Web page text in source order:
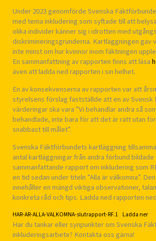
Under 2023 genomförde Svenska
med tema inkludering som syftade till att
olika individer känner sig i idrotten med
diskrimineringsgrunderna. Kartläggningen gav
inte minst om hur kvinnor inom fäktningen
En sammanfattning av rapporten finns att läsa
även att ladda ned rapporten i sin helhet.
En av konsekvenserna av rapporten var att
styrelsens förslag fastställde att en av Svensk
värderingar ska vara ”Vi behandlar andra så
behandlade, inte bara för att det är rätt utan
snabbast till målet”.
Svenska Fäktförbundets kartläggning
antal kartläggningar från andra förbund
sammanfattande rapport om inkludering som
en tid sedan under titeln ”Alla är välkomna”.
innehåller en mängd viktiga observationer,
konkreta råd och tips. Ladda ned rapporten
HAR-AR-ALLA-VALKOMNA-slutrapport-RF.1 Ladda ner
Har du tankar eller synpunkter om Svenska
inkluderingsarbete? Kontakta oss gärna!